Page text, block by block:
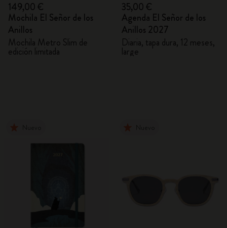
149,00 €
Mochila El Señor de los
Anillos
Mochila Metro Slim de
edición limitada
35,00 €
Agenda El Señor de los
Anillos 2027
Diaria, tapa dura, 12 meses,
large